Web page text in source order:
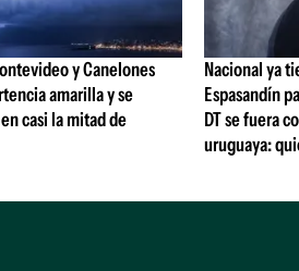
y Canelones
amarilla y se
casi la mitad de
Nacional ya
Espasandín
DT se fuera
uruguaya: